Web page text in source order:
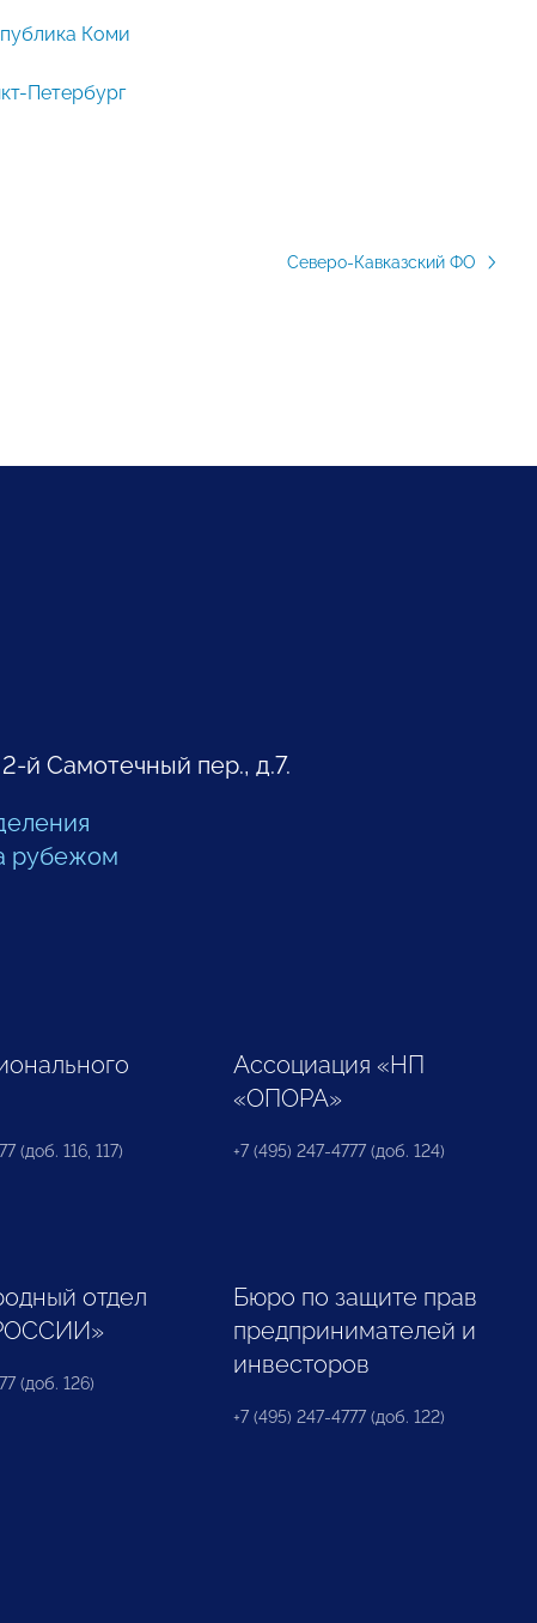
Коми
Петербург
Северо-Кавказский ФО
й Самотечный пер., д.7.
рубежом
(доб. 116, 117)
Ассоциация «НП
«ОПОРА»
+7 (495) 247-4777 (доб. 124)
отдел
(доб. 126)
Бюро по защите прав
предпринимателей и
инвесторов
+7 (495) 247-4777 (доб. 122)